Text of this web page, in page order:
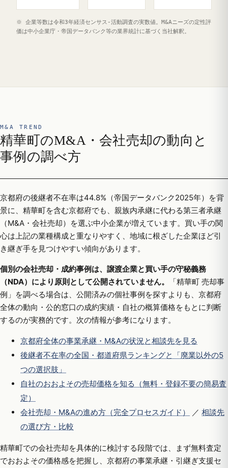
※ 企業等数は令和3年経済センサス‐活動調査の実数値。M&Aニーズの定性評
価は中小企業庁・帝国データバンク等の業界統計に基づく当社解釈。
M&A TREND
精華町のM&A・会社売却の動向と
事例の調べ方
京都府の後継者不在率は44.8%（帝国データバンク2025年）を背
景に、精華町を含む京都府でも、親族内承継に代わる第三者承継
（M&A・会社売却）を選ぶ中小企業が増えています。買い手の関
心は上記の業種構成と重なりやすく、地域に根ざした企業ほど引
き継ぎ手を見つけやすい傾向があります。
個別の会社売却・成約事例は、譲渡企業と買い手の守秘義務
（NDA）により原則として公開されていません。
「精華町 売却事
例」を調べる場合は、公開済みの個社事例を探すよりも、京都府
全体の動向・公的窓口の成約実績・自社の概算価格をもとに判断
するのが実務的です。次の情報が参考になります。
京都府全体の事業承継・M&Aの状況と相談先を見る
後継者不在率の全国・都道府県ランキングと「廃業以外の5
つの選択肢」
自社のおおよその売却価格を知る（無料・登録不要の簡易査
定）
会社売却・M&Aの進め方（完全プロセスガイド）
／ 相談先
の選び方・比較
精華町での会社売却を具体的に検討する段階では、まず無料査定
でおおよその価格感を把握し、京都府の事業承継・引継ぎ支援セ